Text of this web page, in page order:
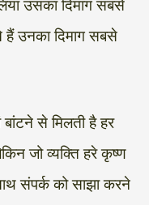
उसका दिमाग सबसे
हैं उनका दिमाग सबसे
से मिलती है हर
जो व्यक्ति हरे कृष्ण
संपर्क को साझा करने